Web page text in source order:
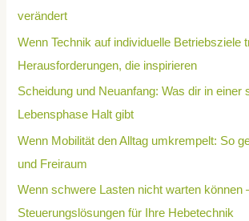
verändert
Wenn Technik auf individuelle Betriebsziele
Herausforderungen, die inspirieren
Scheidung und Neuanfang: Was dir in einer
Lebensphase Halt gibt
Wenn Mobilität den Alltag umkrempelt: So
und Freiraum
Wenn schwere Lasten nicht warten können
Steuerungslösungen für Ihre Hebetechnik